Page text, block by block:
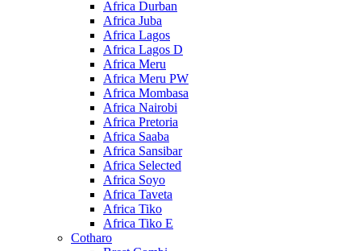
Africa Durban
Africa Juba
Africa Lagos
Africa Lagos D
Africa Meru
Africa Meru PW
Africa Mombasa
Africa Nairobi
Africa Pretoria
Africa Saaba
Africa Sansibar
Africa Selected
Africa Soyo
Africa Taveta
Africa Tiko
Africa Tiko E
Cotharo